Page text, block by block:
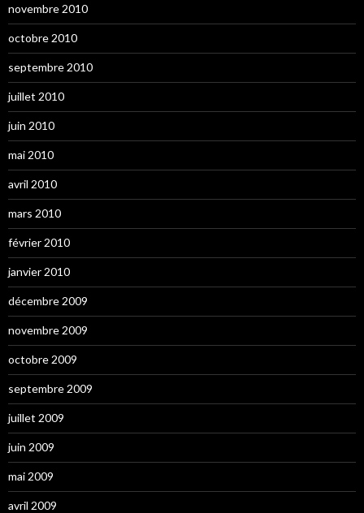
novembre 2010
octobre 2010
septembre 2010
juillet 2010
juin 2010
mai 2010
avril 2010
mars 2010
février 2010
janvier 2010
décembre 2009
novembre 2009
octobre 2009
septembre 2009
juillet 2009
juin 2009
mai 2009
avril 2009